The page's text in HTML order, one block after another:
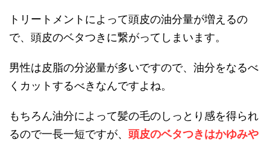
トリートメントによって頭皮の油分量が増えるの
で、頭皮のベタつきに繋がってしまいます。
男性は皮脂の分泌量が多いですので、油分をなるべ
くカットするべきなんですよね。
もちろん油分によって髪の毛のしっとり感を得られ
るので一長一短ですが、 頭皮のベタつきはかゆみや